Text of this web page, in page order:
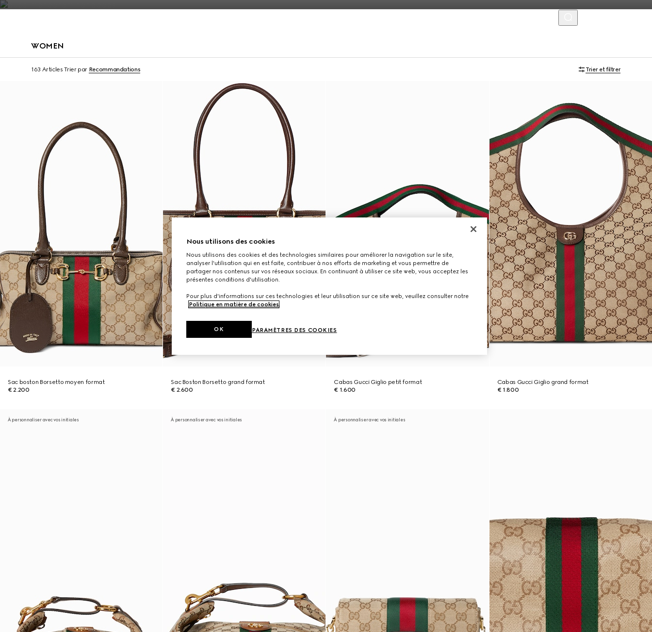
WOMEN
163 Articles Trier par Recommandations Trier et filtrer
À personnaliser avec vos initiales
Sac boston Borsetto moyen format
€ 2.200
Sac Boston Borsetto grand format
€ 2.600
Cabas Gucci Giglio petit format
€ 1.600
Cabas Gucci Giglio grand format
€ 1.800
À personnaliser avec vos initiales À personnaliser avec vos initiales À personnaliser avec vos initiales
Nous utilisons des cookies
Nous utilisons des cookies et des technologies similaires pour améliorer la navigation sur le site,
analyser l'utilisation qui en est faite, contribuer à nos efforts de marketing et vous permettre de
partager nos contenus sur vos réseaux sociaux. En continuant à utiliser ce site web, vous acceptez les
présentes conditions d'utilisation.
Pour plus d'informations sur ces technologies et leur utilisation sur ce site web, veuillez consulter notre
Politique en matière de cookies.
PARAMÈTRES DES COOKIES
OK